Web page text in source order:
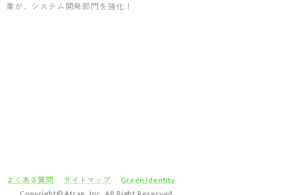
業が、システム開発部門を強化！
よくある質問 サイトマップ
Green Identity